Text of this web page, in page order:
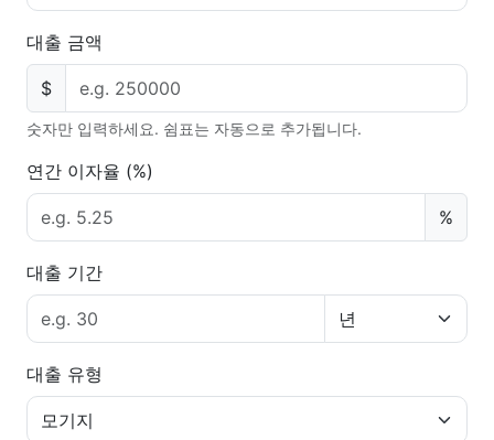
대출 금액
$
숫자만 입력하세요. 쉼표는 자동으로 추가됩니다.
연간 이자율 (%)
%
대출 기간
대출 유형